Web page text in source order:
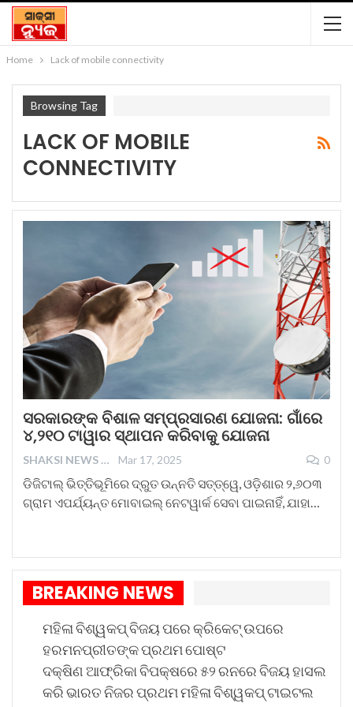
Home Lack of mobile connectivity
Browsing Tag
LACK OF MOBILE
CONNECTIVITY
ସରକାରଙ୍କ ବିଶାଳ ସମ୍ପ୍ରସାରଣ ଯୋଜନା: ଗାଁରେ
୪,୨୧୦ ଟାୱାର ସ୍ଥାପନ କରିବାକୁ ଯୋଜନା
SHAKSI NEWS Mar 17, 2025 0
ଡିଜିଟାଲ୍ ଭିତ୍ତିଭୂମିରେ ଦ୍ରୁତ ଉନ୍ନତି ସତ୍ତ୍ୱେ, ଓଡ଼ିଶାର ୨,୬୦୩ ​​
ଗ୍ରାମ ଏପର୍ଯ୍ୟନ୍ତ ମୋବାଇଲ୍ ନେଟୱାର୍କ ସେବା ପାଇନାହିଁ, ଯାହା…
BREAKING NEWS
ମହିଳା ବିଶ୍ୱକପ୍ ବିଜୟ ପରେ କ୍ରିକେଟ୍ ଉପରେ
ହରମନପ୍ରୀତଙ୍କ ପ୍ରଥମ ପୋଷ୍ଟ
ଦକ୍ଷିଣ ଆଫ୍ରିକା ବିପକ୍ଷରେ ୫୨ ରନରେ ବିଜୟ ହାସଲ
କରି ଭାରତ ନିଜର ପ୍ରଥମ ମହିଳା ବିଶ୍ୱକପ୍ ଟାଇଟଲ